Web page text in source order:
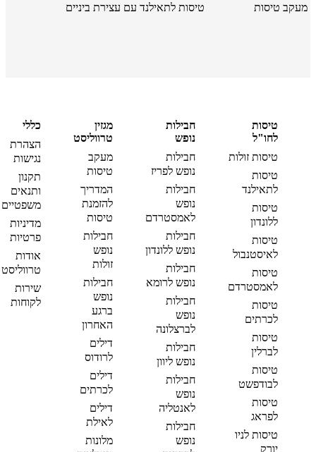
מעקב טיסות טיסות לתאילנד עם עצירת ביניים
טיסות
לחו"ל
טיסות זולות
טיסות
לתאילנד
טיסות
ללונדון
טיסות
לאיסטנבול
טיסות
לאמסטרדם
טיסות
לכרתים
טיסות
לברלין
טיסות
לבודפשט
טיסות
לפראג
טיסות לניו
יורק
חבילות
נופש
חבילות
נופש לפריז
חבילות
נופש
לאמסטרדם
חבילות
נופש ללונדון
חבילות
נופש לרומא
חבילות
נופש
לברצלונה
חבילות
נופש ליוון
חבילות
נופש
לאנטליה
חבילות
נופש
מגזין
טרווליסט
מעקב
טיסות
המדריך
להזמנת
טיסות
חבילות
נופש
זולות
חבילות
נופש
ברגע
האחרון
דילים
לרודוס
דילים
לכרתים
דילים
לאילת
מלונות
כללי
הצהרת
נגישות
תקנון
ותנאים
משפטיים
מדיניות
פרטיות
אודות
טרווליסט
שירות
לקוחות